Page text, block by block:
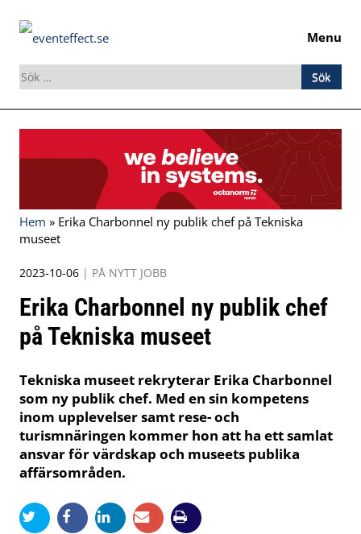
Menu
Sök
efter:
Hem » Erika Charbonnel ny publik chef på Tekniska
museet
2023-10-06 | PÅ NYTT JOBB
Erika Charbonnel ny publik chef
på Tekniska museet
Tekniska museet rekryterar Erika Charbonnel
som ny publik chef. Med en sin kompetens
inom upplevelser samt rese- och
turismnäringen kommer hon att ha ett samlat
ansvar för värdskap och museets publika
affärsområden.